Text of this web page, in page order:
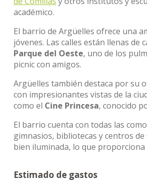
académico.
El barrio de Argüelles ofrece una
jóvenes. Las calles están llenas
Parque del Oeste, uno de los
picnic con amigos.
Argüelles también destaca por su
con impresionantes vistas de la
como el Cine Princesa, conocido
El barrio cuenta con todas las
gimnasios, bibliotecas y centros
bien iluminada, lo que
Estimado de gastos